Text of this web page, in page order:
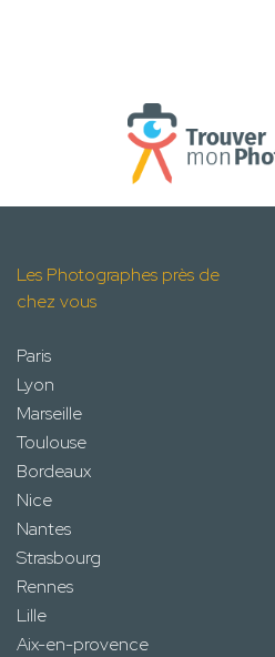
Les Photographes près de
chez vous
Paris
Lyon
Marseille
Toulouse
Bordeaux
Nice
Nantes
Strasbourg
Rennes
Lille
Aix-en-provence